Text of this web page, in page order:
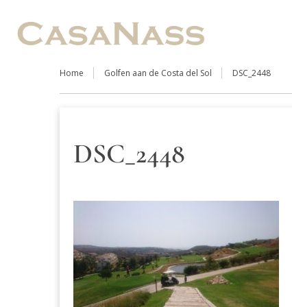
Home Golfen aan de Costa del Sol DSC_2448
DSC_2448